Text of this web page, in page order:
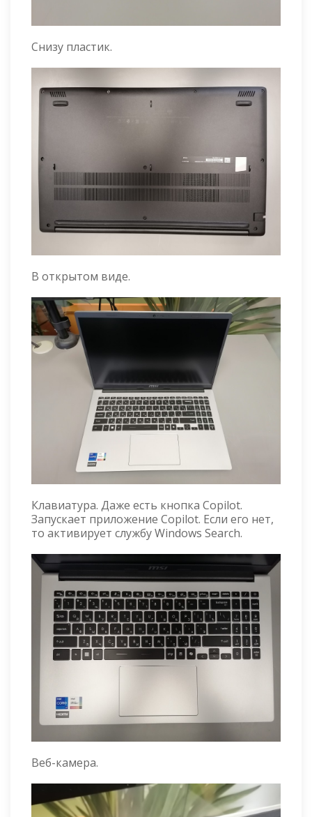
Снизу пластик.
В открытом виде.
Клавиатура. Даже есть кнопка Copilot.
Запускает приложение Copilot. Если его нет,
то активирует службу Windows Search.
Веб-камера.